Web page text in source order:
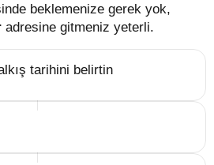
beklemenize gerek yok,
adresine gitmeniz yeterli.
tarihini belirtin